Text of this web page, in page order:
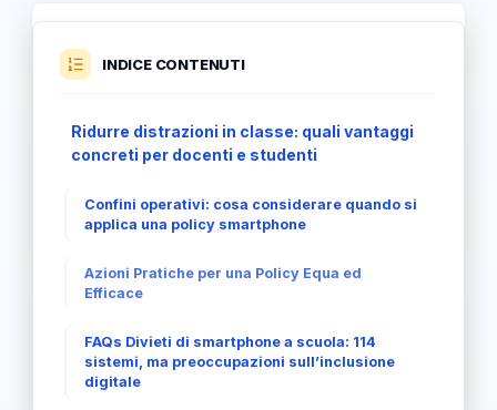
INDICE CONTENUTI
Ridurre distrazioni in classe: quali vantaggi
concreti per docenti e studenti
Confini operativi: cosa considerare quando si
applica una policy smartphone
Azioni Pratiche per una Policy Equa ed
Efficace
FAQs Divieti di smartphone a scuola: 114
sistemi, ma preoccupazioni sull’inclusione
digitale